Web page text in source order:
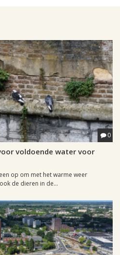
0
voldoende water voor
op om met het warme weer
de dieren in de...